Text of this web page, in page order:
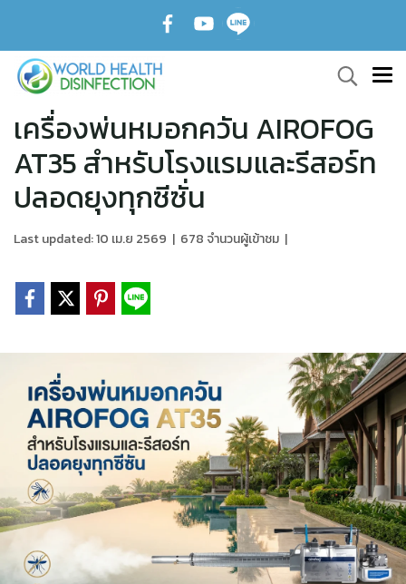
เครื่องพ่นหมอกควัน AIROFOG
AT35 สำหรับโรงแรมและรีสอร์ท
ปลอดยุงทุกซีซั่น
Last updated: 10 เม.ย 2569 | 678 จำนวนผู้เข้าชม |